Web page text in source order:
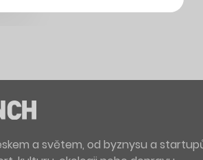
a světem, od byznysu a